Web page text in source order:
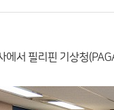
에서 필리핀 기상청